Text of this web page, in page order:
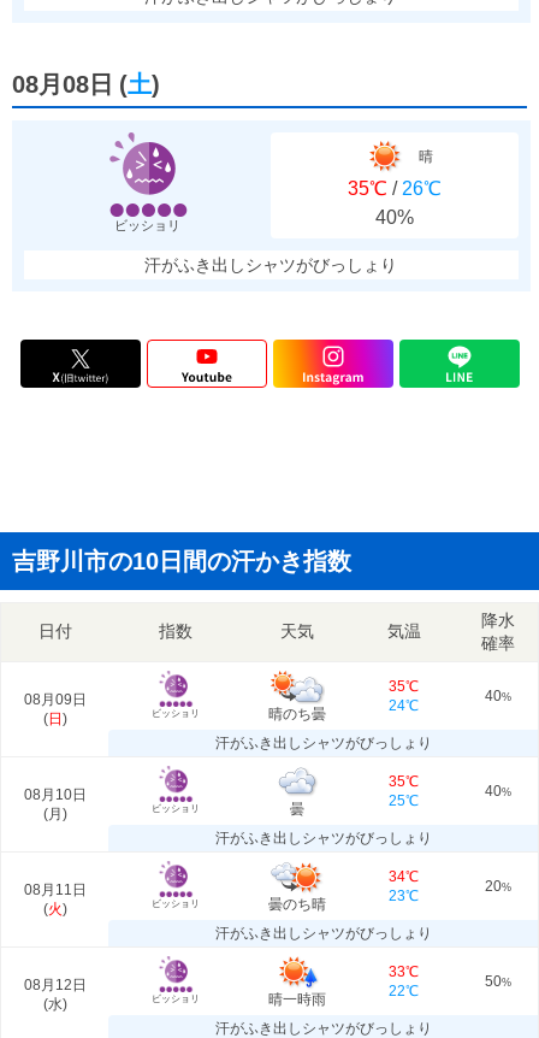
08月08日 (土)
ビッショリ
晴
35℃ / 26℃
40%
汗がふき出しシャツがびっしょり
吉野川市の10日間の汗かき指数
日付 指数 天気 気温
降水
確率
08月09日
(日 ) ビッショリ 晴のち曇
35℃
24℃
40%
汗がふき出しシャツがびっしょり
08月10日
(月 ) ビッショリ 曇
35℃
25℃
40%
汗がふき出しシャツがびっしょり
08月11日
(火) ビッショリ 曇のち晴
34℃
23℃
20%
汗がふき出しシャツがびっしょり
08月12日
(水) ビッショリ 晴一時雨
33℃
22℃
50%
汗がふき出しシャツがびっしょり